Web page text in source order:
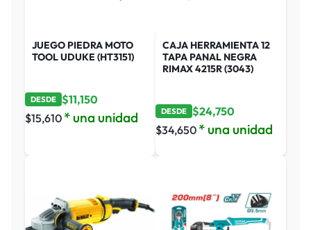
JUEGO PIEDRA MOTO
TOOL UDUKE (HT3151)
DESDE $11,150
$15,610 * una unidad
CAJA HERRAMIENTA 12
TAPA PANAL NEGRA
RIMAX 4215R (3043)
DESDE $24,750
$34,650 * una unidad